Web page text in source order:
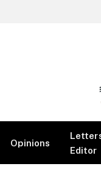
Opinions
Editor